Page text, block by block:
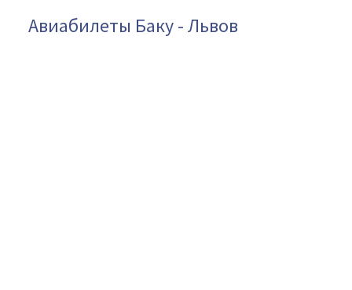
Авиабилеты Баку - Львов